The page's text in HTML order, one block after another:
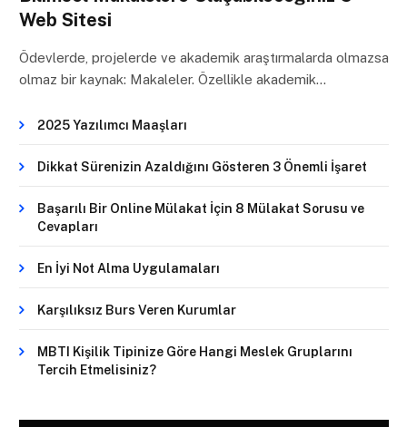
Web Sitesi
Ödevlerde, projelerde ve akademik araştırmalarda olmazsa
olmaz bir kaynak: Makaleler. Özellikle akademik…
2025 Yazılımcı Maaşları
Dikkat Sürenizin Azaldığını Gösteren 3 Önemli İşaret
Başarılı Bir Online Mülakat İçin 8 Mülakat Sorusu ve
Cevapları
En İyi Not Alma Uygulamaları
Karşılıksız Burs Veren Kurumlar
MBTI Kişilik Tipinize Göre Hangi Meslek Gruplarını
Tercih Etmelisiniz?